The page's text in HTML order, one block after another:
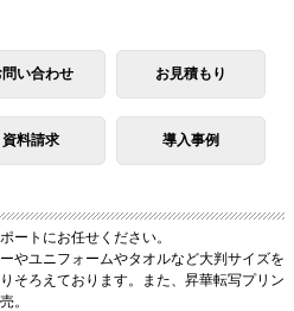
問い合わせ お見積もり
資料請求 導入事例
ートにお任せください。
やユニフォームやタオルなど大判サイズを
そろえております。また、昇華転写プリン
。